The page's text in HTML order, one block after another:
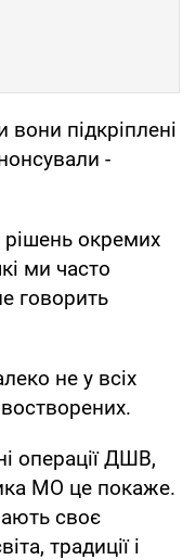
вони підкріплені
-
рішень окремих
ми часто
говорить
не у всіх
операції ДШВ,
МО це покаже.
своє
традиції і